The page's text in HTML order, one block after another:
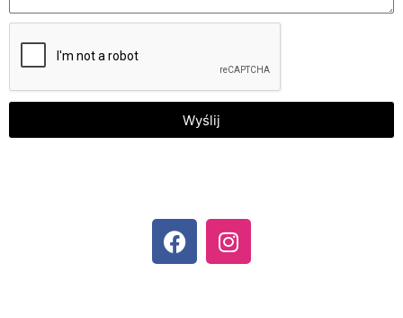
Wyślij